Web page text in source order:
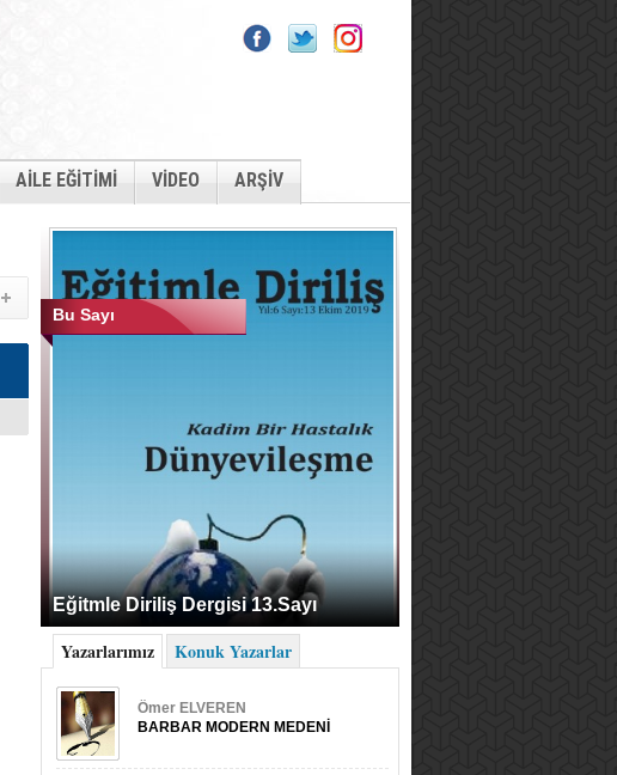
AİLE EĞİTİMİ VİDEO
ARŞİV
Bu Sayı
Eğitmle Diriliş Dergisi 13.Sayı
Yazarlarımız Konuk Yazarlar
Ömer ELVEREN
BARBAR MODERN MEDENİ